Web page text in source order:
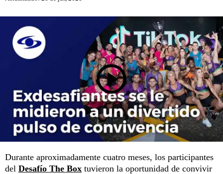
Durante aproximadamente cuatro meses, los participantes
del Desafío The Box tuvieron la oportunidad de convivir